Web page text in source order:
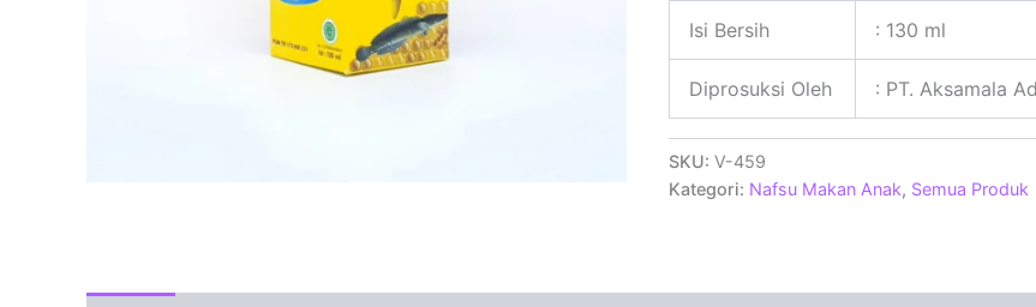
Isi Bersih : 130 ml
Diprosuksi Oleh : PT. Aksamala
SKU:V-459
Kategori: Nafsu Makan Anak, Semua Produk